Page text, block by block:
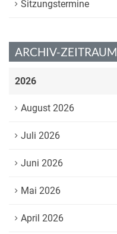
Sitzungstermine
ARCHIV-ZEITRAUM
2026
August 2026
Juli 2026
Juni 2026
Mai 2026
April 2026